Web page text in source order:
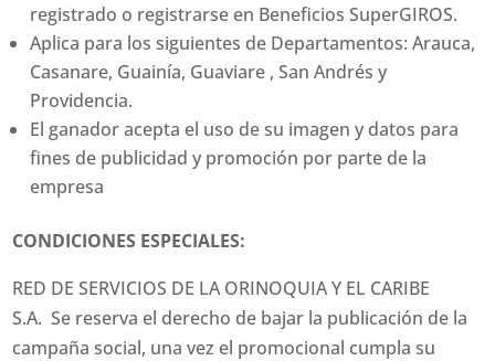
registrado o registrarse en Beneficios SuperGIROS.
Aplica para los siguientes de Departamentos: Arauca,
Casanare, Guainía, Guaviare , San Andrés y
Providencia.
El ganador acepta el uso de su imagen y datos para
fines de publicidad y promoción por parte de la
empresa
CONDICIONES ESPECIALES:
RED DE SERVICIOS DE LA ORINOQUIA Y EL CARIBE
S.A. Se reserva el derecho de bajar la publicación de la
campaña social, una vez el promocional cumpla su